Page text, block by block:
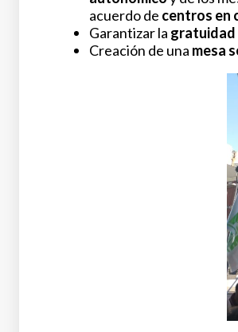
acuerdo de centros en
Garantizar la gratuidad
Creación de una mesa